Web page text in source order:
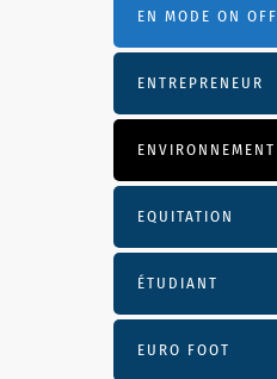
EN MODE ON OFF
ENTREPRENEUR
ENVIRONNEMENT
EQUITATION
ÉTUDIANT
EURO FOOT